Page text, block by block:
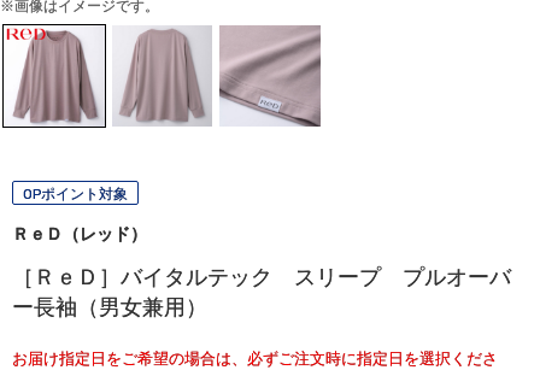
※画像はイメージです。
OPポイント対象
ＲｅＤ（レッド）
［ＲｅＤ］バイタルテック スリープ プルオーバ
ー長袖（男女兼用）
お届け指定日をご希望の場合は、必ずご注文時に指定日を選択くださ